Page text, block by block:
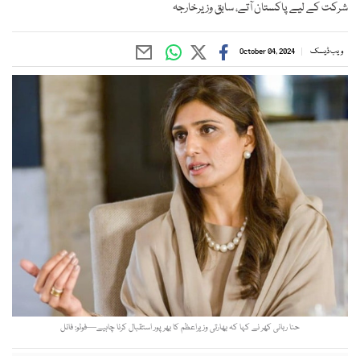
شرکت کے لیے پاکستان آتے، سابق وزیرخارجہ
ویب ڈیسک October 04, 2024
حنا ربانی کھر نے کہا کہ بھارتی وزیراعظم کا بھرپور استقبال کرنا چاہیے—فوٹو: فائل